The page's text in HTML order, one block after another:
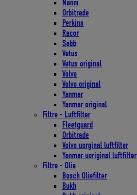
Nanni
Orbitrade
Perkins
Racor
Sabb
Vetus
Vetus original
Volvo
Volvo original
Yanmar
Yanmar original
Filtre - Luftfilter
Fleetguard
Orbitrade
Volvo uorginal luftfilter
Yanmar uoriginal luftfilter
Filtre - Olie
Bosch Oliefilter
Bukh